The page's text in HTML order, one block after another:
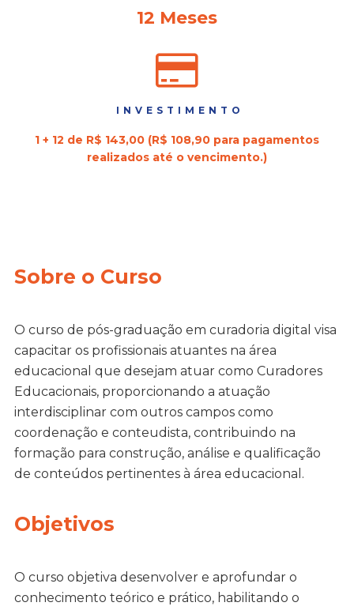
12 Meses
INVESTIMENTO
1 + 12 de R$ 143,00 (R$ 108,90 para pagamentos
realizados até o vencimento.)
Sobre o Curso
O curso de pós-graduação em curadoria digital visa
capacitar os profissionais atuantes na área
educacional que desejam atuar como Curadores
Educacionais, proporcionando a atuação
interdisciplinar com outros campos como
coordenação e conteudista, contribuindo na
formação para construção, análise e qualificação
de conteúdos pertinentes à área educacional.
Objetivos
O curso objetiva desenvolver e aprofundar o
conhecimento teórico e prático, habilitando o